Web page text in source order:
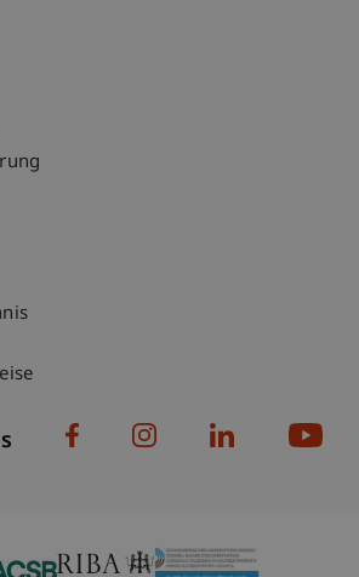
Hinweise
Verzeichnis